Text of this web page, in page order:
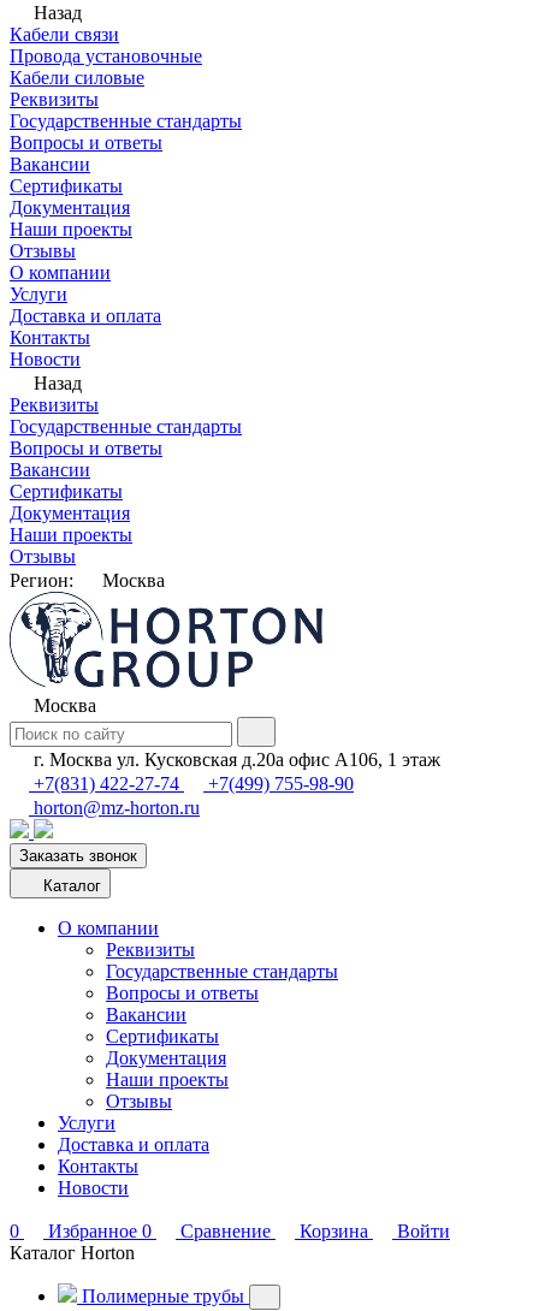
Назад
Кабели связи
Провода установочные
Кабели силовые
Реквизиты
Государственные стандарты
Вопросы и ответы
Вакансии
Сертификаты
Документация
Наши проекты
Отзывы
О компании
Услуги
Доставка и оплата
Контакты
Новости
Назад
Реквизиты
Государственные стандарты
Вопросы и ответы
Вакансии
Сертификаты
Документация
Наши проекты
Отзывы
Регион:
Москва
Москва
г. Москва ул. Кусковская д.20а офис А106, 1 этаж
+7(831) 422-27-74
+7(499) 755-98-90
horton@mz-horton.ru
Заказать звонок
Каталог
О компании
Реквизиты
Государственные стандарты
Вопросы и ответы
Вакансии
Сертификаты
Документация
Наши проекты
Отзывы
Услуги
Доставка и оплата
Контакты
Новости
0 Избранное 0 Сравнение Корзина
Войти
Каталог Horton
Полимерные трубы